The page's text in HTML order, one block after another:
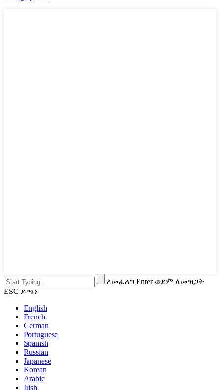
ለመፈለግ Enter ወይም ለመዝጋት
ESC ይጫኑ
English
French
German
Portuguese
Spanish
Russian
Japanese
Korean
Arabic
Irish